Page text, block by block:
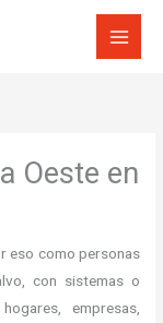
Oeste en
eso como personas
con sistemas o
empresas,